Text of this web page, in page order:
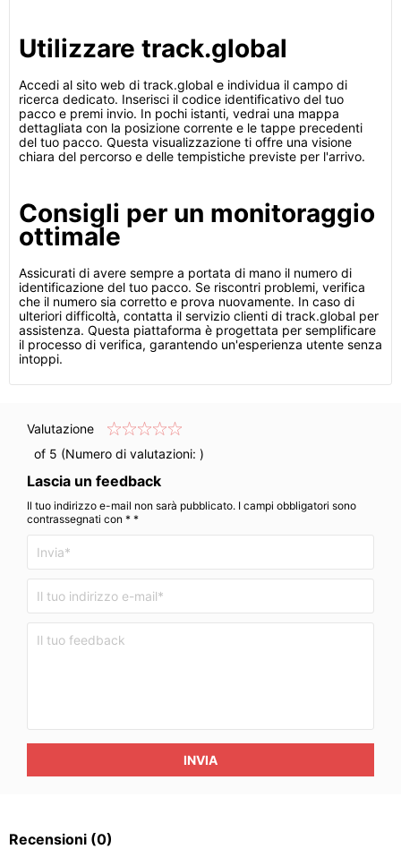
Utilizzare track.global
Accedi al sito web di track.global e individua il campo di
ricerca dedicato. Inserisci il codice identificativo del tuo
pacco e premi invio. In pochi istanti, vedrai una mappa
dettagliata con la posizione corrente e le tappe precedenti
del tuo pacco. Questa visualizzazione ti offre una visione
chiara del percorso e delle tempistiche previste per l'arrivo.
Consigli per un monitoraggio
ottimale
Assicurati di avere sempre a portata di mano il numero di
identificazione del tuo pacco. Se riscontri problemi, verifica
che il numero sia corretto e prova nuovamente. In caso di
ulteriori difficoltà, contatta il servizio clienti di track.global per
assistenza. Questa piattaforma è progettata per semplificare
il processo di verifica, garantendo un'esperienza utente senza
intoppi.
Valutazione
of 5 (Numero di valutazioni: )
Lascia un feedback
Il tuo indirizzo e-mail non sarà pubblicato. I campi obbligatori sono
contrassegnati con * *
INVIA
Recensioni (0)